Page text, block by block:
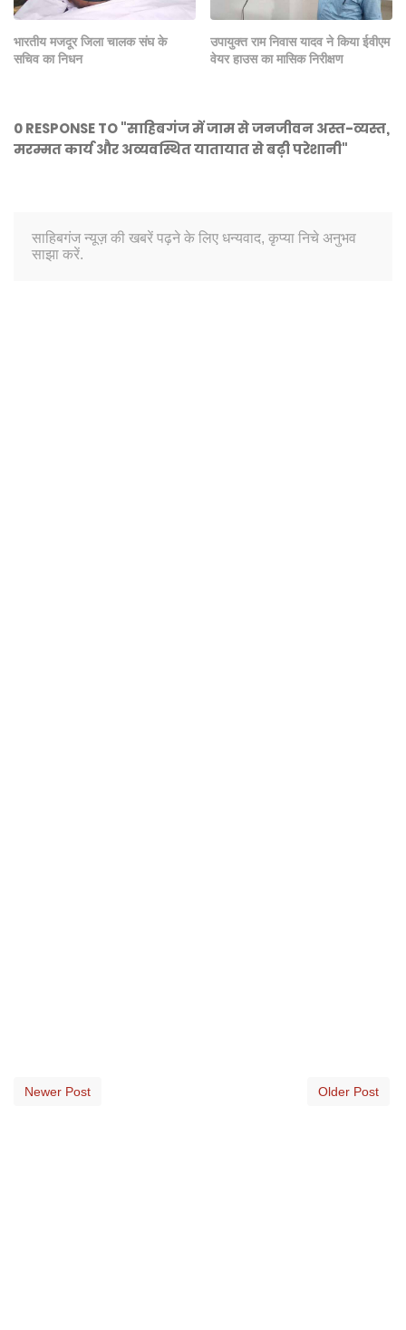
भारतीय मजदूर जिला चालक संघ के
सचिव का निधन
उपायुक्त राम निवास यादव ने किया ईवीएम
वेयर हाउस का मासिक निरीक्षण
0 RESPONSE TO "साहिबगंज में जाम से जनजीवन अस्त-व्यस्त,
मरम्मत कार्य और अव्यवस्थित यातायात से बढ़ी परेशानी"
साहिबगंज न्यूज़ की खबरें पढ़ने के लिए धन्यवाद, कृप्या निचे अनुभव
साझा करें.
Newer Post Older Post